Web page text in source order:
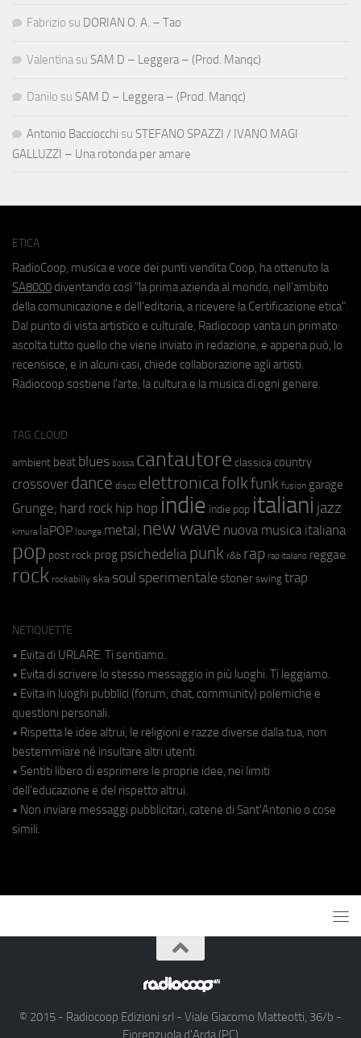
Fabrizio su DORIAN O. A. – Tao
Valentina su SAM D – Leggera – (Prod. Manqc)
Danilo su SAM D – Leggera – (Prod. Manqc)
Antonio Bacciocchi su STEFANO SPAZZI / IVANO MAGI
GALLUZZI – Una rotonda per amare
ETICA
RadioCoop, musica e voce dei punti vendita Coop, ha ottenuto la
SA8000 diventando così "la prima azienda al mondo, nell'ambito
della comunicazione e dell'editoria, a ricevere la Certificazione etica".
Dal punto di vista artistico e culturale, Radiocoop vanta un primato:
ascolta tutto quello che viene inviato in redazione, e appena può, lo
recensisce, e in alcuni casi, chiede collaborazione agli artisti.
Radiocoop sostiene l'arte, la cultura e la musica di ogni genere.
TAG CLOUD
ambient beat blues bossa cantautore classica country
crossover dance disco elettronicafolkfunk fusion garage
Grunge; hard rock hip hop indie indie pop italiani jazz
kimura laPOP lounge metal; new wave nuova musica italiana
pop post rock prog psichedeliapunk r&b rap rap italiano reggae
rock rockabilly ska soul sperimentale stoner swing trap
NETIQUETTE
• Evita di URLARE. Ti sentiamo.
• Evita di scrivere lo stesso messaggio in più luoghi. Ti leggiamo.
• Evita in luoghi pubblici (forum, chat, community) polemiche e
questioni personali.
• Rispetta le idee altrui, le religioni e razze diverse dalla tua, non
bestemmiare né insultare altri utenti.
• Sentiti libero di esprimere le proprie idee, nei limiti
dell'educazione e del rispetto altrui.
• Non inviare messaggi pubblicitari, catene di Sant'Antonio o cose
simili.
© 2015 - Radiocoop Edizioni srl - Viale Giacomo Matteotti, 36/b -
Fiorenzuola d'Arda (PC)